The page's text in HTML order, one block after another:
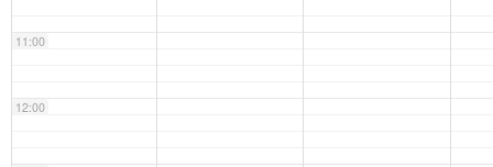
11:00
12:00